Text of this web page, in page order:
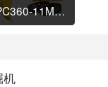
PC360-11M0挖掘机
机